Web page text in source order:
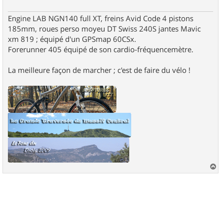
Engine LAB NGN140 full XT, freins Avid Code 4 pistons
185mm, roues perso moyeu DT Swiss 240S jantes Mavic
xm 819 ; équipé d'un GPSmap 60CSx.
Forerunner 405 équipé de son cardio-fréquencemètre.
La meilleure façon de marcher ; c'est de faire du vélo !
a